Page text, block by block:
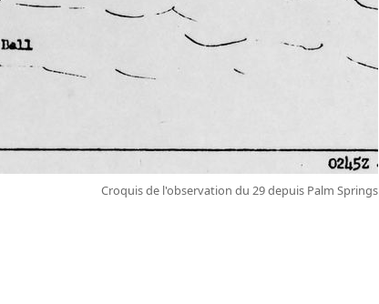
Croquis de l'observation du 29 depuis Palm Springs